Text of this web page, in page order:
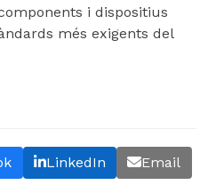
i dispositius
més exigents del
LinkedIn Email